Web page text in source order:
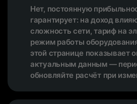
Нет, постоянную
гарантирует: на доход
сложность сети, тариф на
режим работы
этой странице показывает
актуальным данным —
обновляйте расчёт при